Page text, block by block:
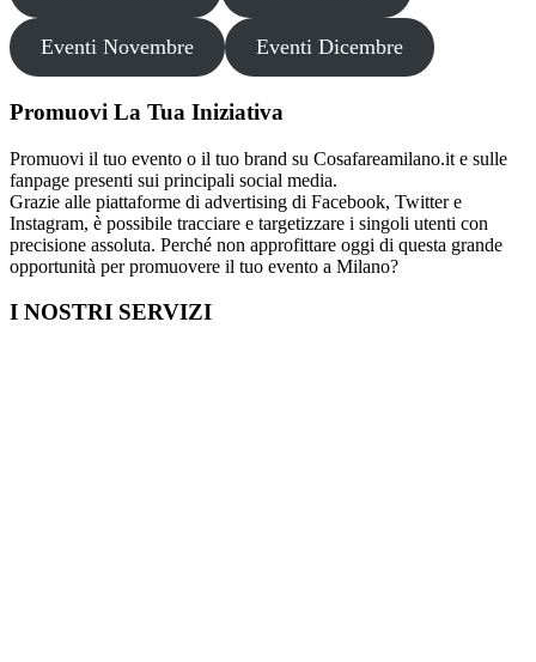
Eventi Novembre Eventi Dicembre
Promuovi La Tua Iniziativa
Promuovi il tuo evento o il tuo brand su Cosafareamilano.it e sulle
fanpage presenti sui principali social media.
Grazie alle piattaforme di advertising di Facebook, Twitter e
Instagram, è possibile tracciare e targetizzare i singoli utenti con
precisione assoluta. Perché non approfittare oggi di questa grande
opportunità per promuovere il tuo evento a Milano?
I NOSTRI SERVIZI